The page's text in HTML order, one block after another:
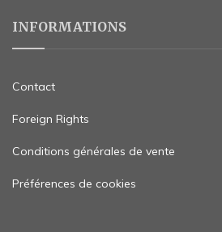
INFORMATIONS
Contact
Foreign Rights
Conditions générales de vente
Préférences de cookies